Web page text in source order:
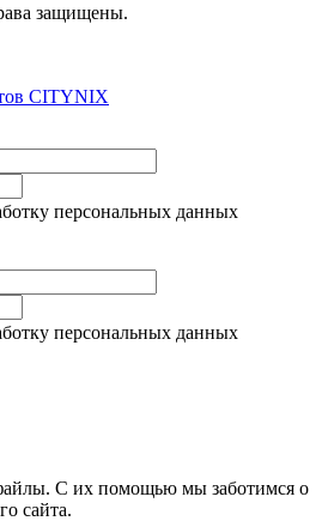
защищены.
CITYNIX
персональных данных
персональных данных
С их помощью мы заботимся о
сайта.